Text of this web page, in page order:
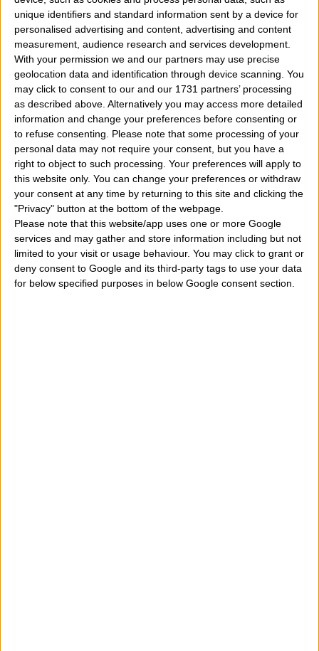
unique identifiers and standard information sent by a device for
personalised advertising and content, advertising and content
measurement, audience research and services development.
With your permission we and our partners may use precise
geolocation data and identification through device scanning. You
may click to consent to our and our 1731 partners’ processing
as described above. Alternatively you may access more detailed
information and change your preferences before consenting or
to refuse consenting.
Please note that some processing of your
personal data may not require your consent, but you have a
right to object to such processing. Your preferences will apply to
this website only. You can change your preferences or withdraw
your consent at any time by returning to this site and clicking the
"Privacy" button at the bottom of the webpage.
Please note that this website/app uses one or more Google
services and may gather and store information including but not
limited to your visit or usage behaviour. You may click to grant or
deny consent to Google and its third-party tags to use your data
for below specified purposes in below Google consent section.
per la giornata di oggi e quella di domaniallora qui
troverai un breve oroscopo basato sui transiti veloci di
SoleeLunache possono dare una determinata
impronta alle ore di una singola giornata.
Vi ricordo che essendo previsioni generiche è
consigliabile leggere quelle del proprio segno solare
ed unirle a quelle del vostro segno ascendente che se
non conoscete potete calcolarequi. Così avrete
previsioni il più precise possibile e che potranno
veramente azzecarci.
OROSCOPO DI OGGI(Aggiornamento ore 07:00
circa di ogni mattina)